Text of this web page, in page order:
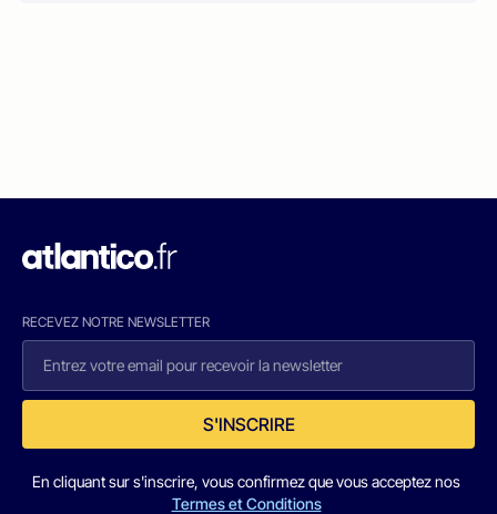
RECEVEZ NOTRE NEWSLETTER
S'INSCRIRE
En cliquant sur s'inscrire, vous confirmez que vous acceptez nos
Termes et Conditions